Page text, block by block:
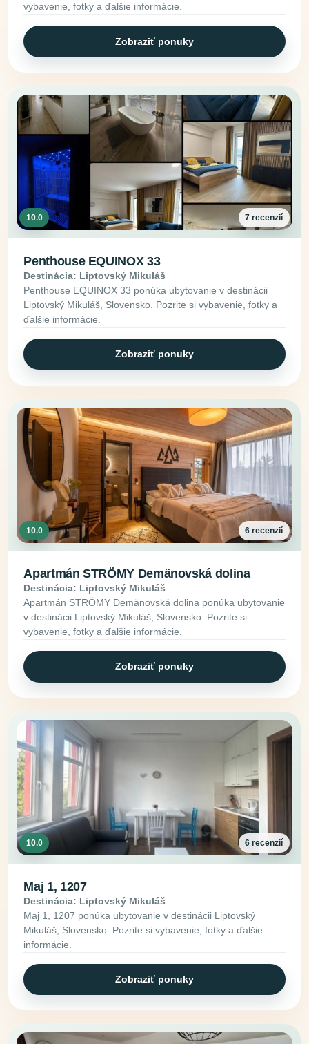
vybavenie, fotky a ďalšie informácie.
Zobraziť ponuky
10.0 7 recenzií
Penthouse EQUINOX 33
Destinácia: Liptovský Mikuláš
Penthouse EQUINOX 33 ponúka ubytovanie v destinácii
Liptovský Mikuláš, Slovensko. Pozrite si vybavenie, fotky a
ďalšie informácie.
Zobraziť ponuky
10.0 6 recenzií
Apartmán STRÖMY Demänovská dolina
Destinácia: Liptovský Mikuláš
Apartmán STRÖMY Demänovská dolina ponúka ubytovanie
v destinácii Liptovský Mikuláš, Slovensko. Pozrite si
vybavenie, fotky a ďalšie informácie.
Zobraziť ponuky
10.0 6 recenzií
Maj 1, 1207
Destinácia: Liptovský Mikuláš
Maj 1, 1207 ponúka ubytovanie v destinácii Liptovský
Mikuláš, Slovensko. Pozrite si vybavenie, fotky a ďalšie
informácie.
Zobraziť ponuky